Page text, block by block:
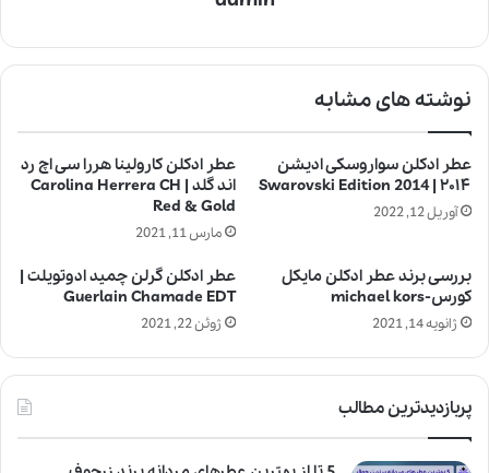
نوشته های مشابه
عطر ادکلن سواروسکی ادیشن
۲۰۱۴ | Swarovski Edition 2014
آوریل 12, 2022
عطر ادکلن کارولینا هررا سی اچ رد
اند گلد | Carolina Herrera CH
Red & Gold
مارس 11, 2021
بررسی برند عطر ادکلن مایکل
کورس-michael kors
ژانویه 14, 2021
عطر ادکلن گرلن چمید ادوتویلت |
Guerlain Chamade EDT
ژوئن 22, 2021
پربازدیدترین مطالب